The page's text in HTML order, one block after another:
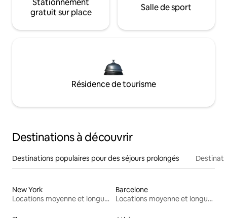
Stationnement
gratuit sur place
Salle de sport
Résidence de tourisme
Destinations à découvrir
Destinations populaires pour des séjours prolongés
New York
Locations moyenne et longue durée
Barcelone
Locations moyenne et longue durée